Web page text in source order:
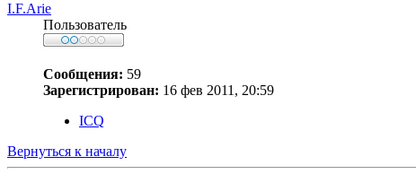
I.F.Arie
Пользователь
Сообщения: 59
Зарегистрирован: 16 фев 2011, 20:59
ICQ
Вернуться к началу